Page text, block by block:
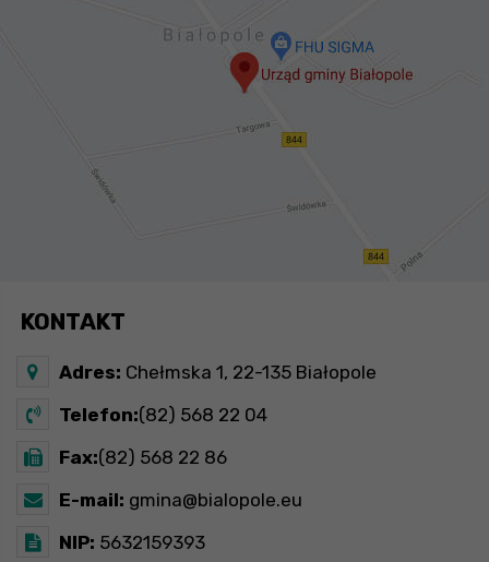
KONTAKT
Adres: Chełmska 1, 22-135 Białopole
Telefon:(82) 568 22 04
Fax:(82) 568 22 86
E-mail: gmina@bialopole.eu
NIP: 5632159393